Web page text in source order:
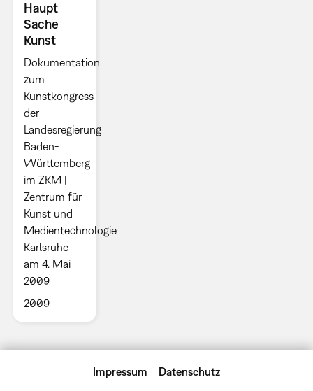
Haupt
Sache
Kunst
Dokumentation
zum
Kunstkongress
der
Landesregierung
Baden-
Württemberg
im ZKM |
Zentrum für
Kunst und
Medientechnologie
Karlsruhe
am 4. Mai
2009
2009
Impressum Datenschutz